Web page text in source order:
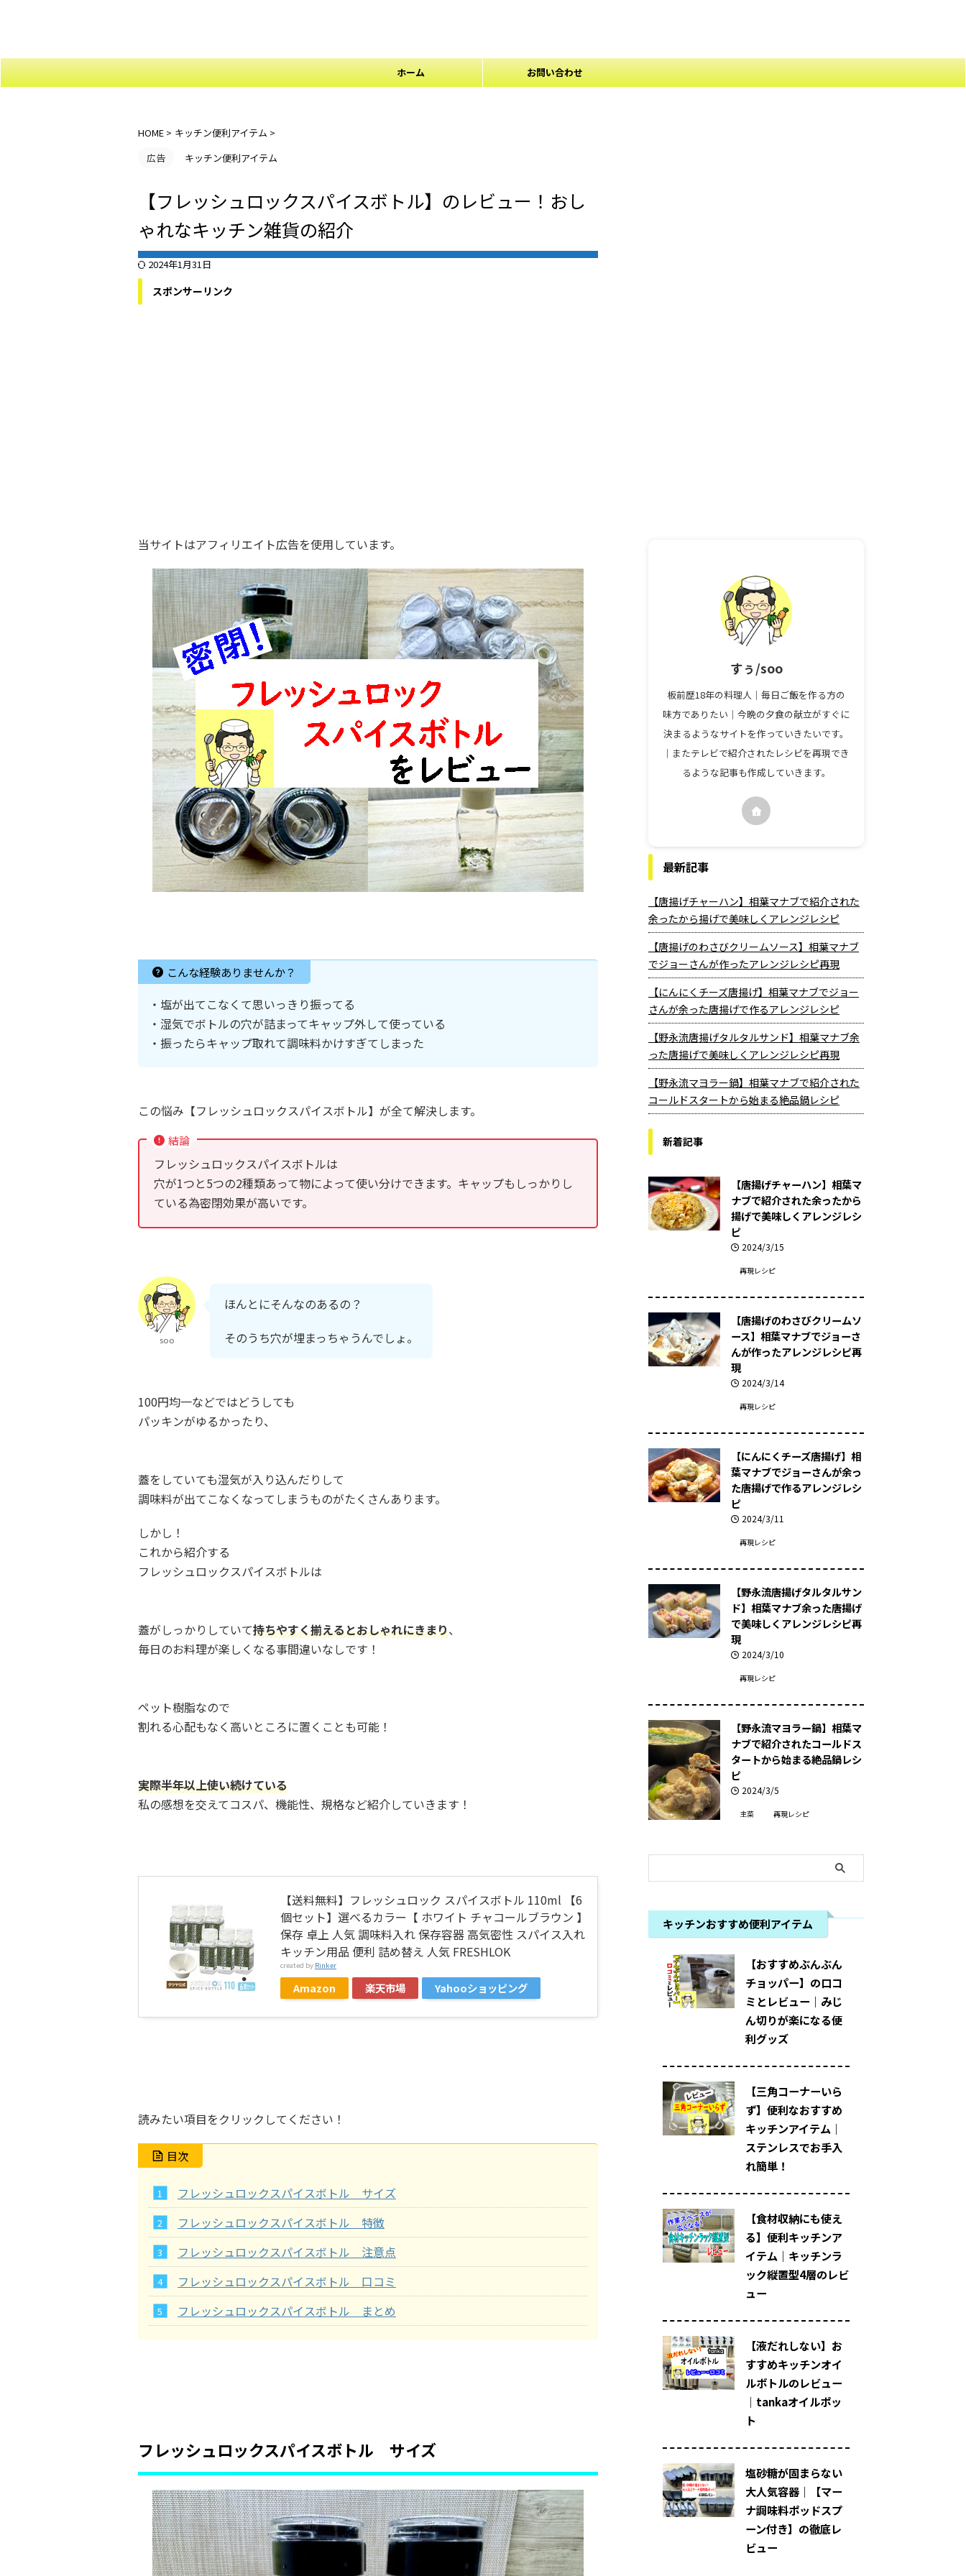
ホーム お問い合わせ
HOME > キッチン便利アイテム >
広告
キッチン便利アイテム
【フレッシュロックスパイスボトル】のレビュー！おし
ゃれなキッチン雑貨の紹介
2024年1月31日
スポンサーリンク
当サイトはアフィリエイト広告を使用しています。
こんな経験ありませんか？
・塩が出てこなくて思いっきり振ってる
・湿気でボトルの穴が詰まってキャップ外して使っている
・振ったらキャップ取れて調味料かけすぎてしまった
この悩み【フレッシュロックスパイスボトル】が全て解決します。
結論
フレッシュロックスパイスボトルは
穴が1つと5つの2種類あって物によって使い分けできます。キャップもしっかりし
ている為密閉効果が高いです。
soo
ほんとにそんなのあるの？
そのうち穴が埋まっちゃうんでしょ。
100円均一などではどうしても
パッキンがゆるかったり、
蓋をしていても湿気が入り込んだりして
調味料が出てこなくなってしまうものがたくさんあります。
しかし！
これから紹介する
フレッシュロックスパイスボトルは
蓋がしっかりしていて持ちやすく揃えるとおしゃれにきまり、
毎日のお料理が楽しくなる事間違いなしです！
ペット樹脂なので
割れる心配もなく高いところに置くことも可能！
実際半年以上使い続けている
私の感想を交えてコスパ、機能性、規格など紹介していきます！
【送料無料】フレッシュロック スパイスボトル 110ml 【6
個セット】選べるカラー【 ホワイト チャコールブラウン 】
保存 卓上 人気 調味料入れ 保存容器 高気密性 スパイス入れ
キッチン用品 便利 詰め替え 人気 FRESHLOK
created by Rinker
Amazon 楽天市場 Yahooショッピング
読みたい項目をクリックしてください！
目次
フレッシュロックスパイスボトル サイズ
フレッシュロックスパイスボトル 特徴
フレッシュロックスパイスボトル 注意点
フレッシュロックスパイスボトル 口コミ
フレッシュロックスパイスボトル まとめ
フレッシュロックスパイスボトル サイズ
すぅ/soo
板前歴18年の料理人｜毎日ご飯を作る方の
味方でありたい｜今晩の夕食の献立がすぐに
決まるようなサイトを作っていきたいです。
｜またテレビで紹介されたレシピを再現でき
るような記事も作成していきます。
最新記事
【唐揚げチャーハン】相葉マナブで紹介された
余ったから揚げで美味しくアレンジレシピ
【唐揚げのわさびクリームソース】相葉マナブ
でジョーさんが作ったアレンジレシピ再現
【にんにくチーズ唐揚げ】相葉マナブでジョー
さんが余った唐揚げで作るアレンジレシピ
【野永流唐揚げタルタルサンド】相葉マナブ余
った唐揚げで美味しくアレンジレシピ再現
【野永流マヨラー鍋】相葉マナブで紹介された
コールドスタートから始まる絶品鍋レシピ
新着記事
【唐揚げチャーハン】相葉マ
ナブで紹介された余ったから
揚げで美味しくアレンジレシ
ピ
2024/3/15
再現レシピ
【唐揚げのわさびクリームソ
ース】相葉マナブでジョーさ
んが作ったアレンジレシピ再
現
2024/3/14
再現レシピ
【にんにくチーズ唐揚げ】相
葉マナブでジョーさんが余っ
た唐揚げで作るアレンジレシ
ピ
2024/3/11
再現レシピ
【野永流唐揚げタルタルサン
ド】相葉マナブ余った唐揚げ
で美味しくアレンジレシピ再
現
2024/3/10
再現レシピ
【野永流マヨラー鍋】相葉マ
ナブで紹介されたコールドス
タートから始まる絶品鍋レシ
ピ
2024/3/5
主菜 再現レシピ
キッチンおすすめ便利アイテム
【おすすめぶんぶん
チョッパー】の口コ
ミとレビュー｜みじ
ん切りが楽になる便
利グッズ
【三角コーナーいら
ず】便利なおすすめ
キッチンアイテム｜
ステンレスでお手入
れ簡単！
【食材収納にも使え
る】便利キッチンア
イテム｜キッチンラ
ック縦置型4層のレビ
ュー
【液だれしない】お
すすめキッチンオイ
ルボトルのレビュー
｜tankaオイルポッ
ト
塩砂糖が固まらない
大人気容器｜【マー
ナ調味料ポッドスプ
ーン付き】の徹底レ
ビュー